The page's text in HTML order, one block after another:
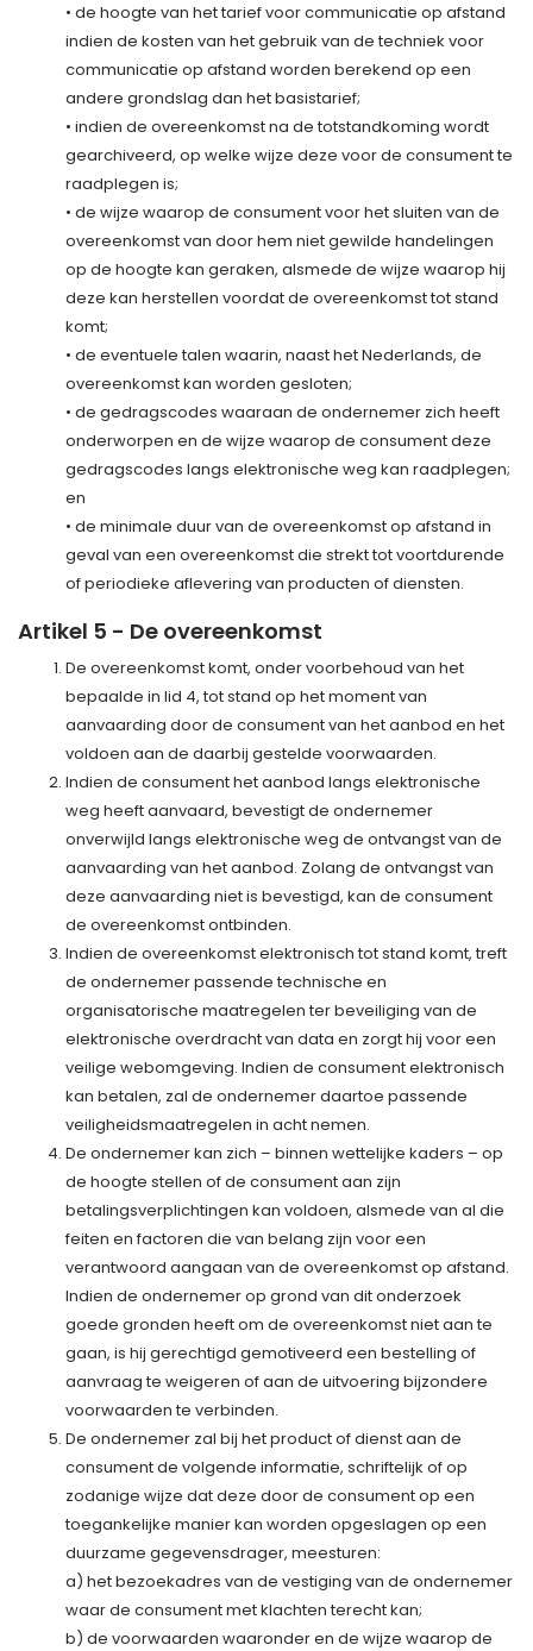
• de hoogte van het tarief voor communicatie op afstand
indien de kosten van het gebruik van de techniek voor
communicatie op afstand worden berekend op een
andere grondslag dan het basistarief;
• indien de overeenkomst na de totstandkoming wordt
gearchiveerd, op welke wijze deze voor de consument te
raadplegen is;
• de wijze waarop de consument voor het sluiten van de
overeenkomst van door hem niet gewilde handelingen
op de hoogte kan geraken, alsmede de wijze waarop hij
deze kan herstellen voordat de overeenkomst tot stand
komt;
• de eventuele talen waarin, naast het Nederlands, de
overeenkomst kan worden gesloten;
• de gedragscodes waaraan de ondernemer zich heeft
onderworpen en de wijze waarop de consument deze
gedragscodes langs elektronische weg kan raadplegen;
en
• de minimale duur van de overeenkomst op afstand in
geval van een overeenkomst die strekt tot voortdurende
of periodieke aflevering van producten of diensten.
Artikel 5 - De overeenkomst
De overeenkomst komt, onder voorbehoud van het
bepaalde in lid 4, tot stand op het moment van
aanvaarding door de consument van het aanbod en het
voldoen aan de daarbij gestelde voorwaarden.
Indien de consument het aanbod langs elektronische
weg heeft aanvaard, bevestigt de ondernemer
onverwijld langs elektronische weg de ontvangst van de
aanvaarding van het aanbod. Zolang de ontvangst van
deze aanvaarding niet is bevestigd, kan de consument
de overeenkomst ontbinden.
Indien de overeenkomst elektronisch tot stand komt, treft
de ondernemer passende technische en
organisatorische maatregelen ter beveiliging van de
elektronische overdracht van data en zorgt hij voor een
veilige webomgeving. Indien de consument elektronisch
kan betalen, zal de ondernemer daartoe passende
veiligheidsmaatregelen in acht nemen.
De ondernemer kan zich – binnen wettelijke kaders – op
de hoogte stellen of de consument aan zijn
betalingsverplichtingen kan voldoen, alsmede van al die
feiten en factoren die van belang zijn voor een
verantwoord aangaan van de overeenkomst op afstand.
Indien de ondernemer op grond van dit onderzoek
goede gronden heeft om de overeenkomst niet aan te
gaan, is hij gerechtigd gemotiveerd een bestelling of
aanvraag te weigeren of aan de uitvoering bijzondere
voorwaarden te verbinden.
De ondernemer zal bij het product of dienst aan de
consument de volgende informatie, schriftelijk of op
zodanige wijze dat deze door de consument op een
toegankelijke manier kan worden opgeslagen op een
duurzame gegevensdrager, meesturen:
a) het bezoekadres van de vestiging van de ondernemer
waar de consument met klachten terecht kan;
b) de voorwaarden waaronder en de wijze waarop de